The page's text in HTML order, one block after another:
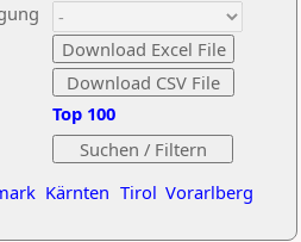
Kärnten Tirol Vorarlberg
Top 100